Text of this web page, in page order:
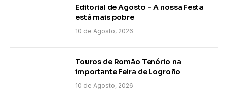
Editorial de Agosto – A nossa Festa
está mais pobre
10 de Agosto, 2026
Touros de Romão Tenório na
importante Feira de Logroño
10 de Agosto, 2026